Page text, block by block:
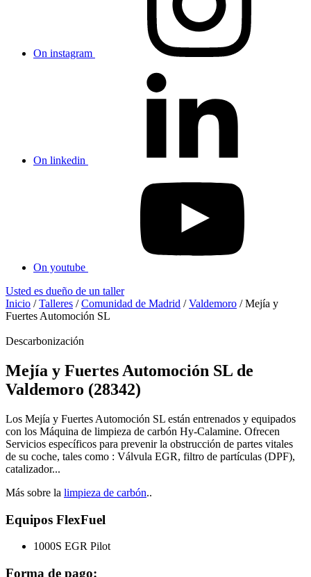
On instagram
On linkedin
On youtube
Usted es dueño de un taller
Inicio /Talleres /Comunidad de Madrid /Valdemoro /Mejía y
Fuertes Automoción SL
Descarbonización
Mejía y Fuertes Automoción SL de
Valdemoro (28342)
Los Mejía y Fuertes Automoción SL están entrenados y equipados
con los Máquina de limpieza de carbón Hy-Calamine. Ofrecen
Servicios específicos para prevenir la obstrucción de partes vitales
de su coche, tales como : Válvula EGR, filtro de partículas (DPF),
catalizador...
Más sobre la limpieza de carbón..
Equipos FlexFuel
1000S EGR Pilot
Forma de pago: